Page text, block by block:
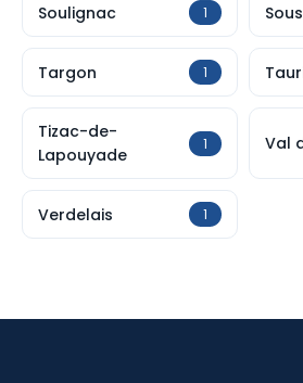
Soulignac 1
Targon 1
Tizac-de-
Lapouyade
1 Val
Verdelais 1